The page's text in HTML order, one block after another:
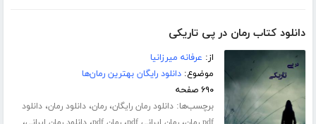
دانلود کتاب رمان در پی تاریکی
از: عرفانه میرزانیا
موضوع:دانلود رایگان بهترین رمان‌ها
۶۹۰ صفحه
برچسب‌ها:دانلود رمان رایگان،رمان،دانلود رمان،دانلود